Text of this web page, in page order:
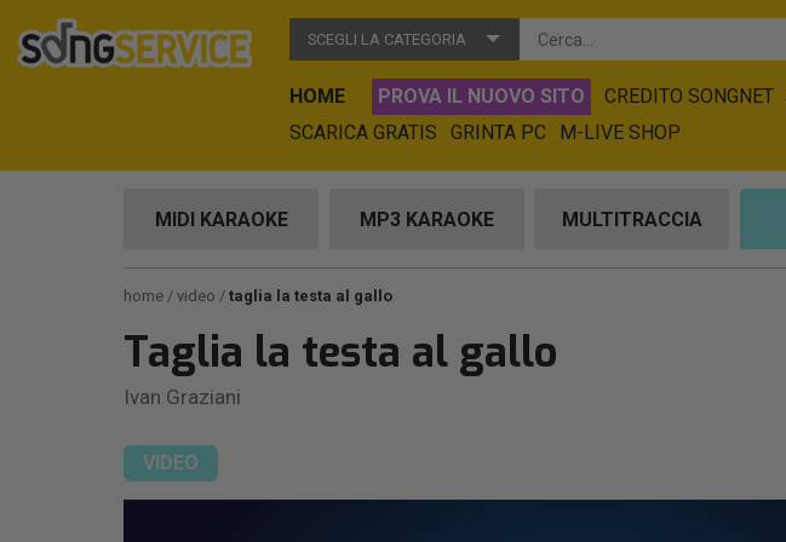
SCEGLI LA CATEGORIA
HOME PROVA IL NUOVO SITO CREDITO SONGNET
SCARICA GRATIS
GRINTA PC M-LIVE SHOP
MIDI KARAOKE MP3 KARAOKE MULTITRACCIA
home video taglia la testa al gallo
Taglia la testa al gallo
Ivan Graziani
VIDEO